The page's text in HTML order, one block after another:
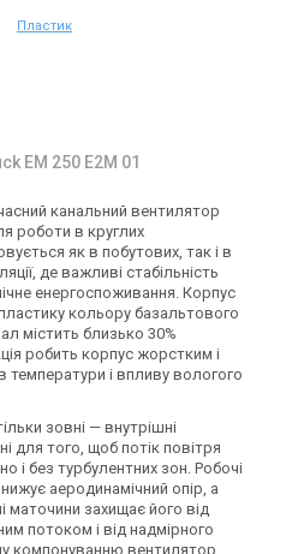
Пластик
EM 250 E2M 01
канальний вентилятор
роботи в круглих
як в побутових, так і в
де важливі стабільність
енергоспоживання. Корпус
кольору базальтового
містить близько 30%
робить корпус жорстким і
температури і впливу вологого
зовні — внутрішні
для того, щоб потік повітря
і без турбулентних зон. Робочі
аеродинамічний опір, а
маточини захищає його від
потоком і від надмірного
компонуванню вентилятор